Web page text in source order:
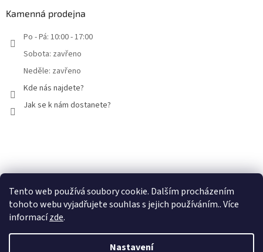
Tento web používá soubory cookie. Dalším procházením
tohoto webu vyjadřujete souhlas s jejich používáním.. Více
informacízde.
Nastavení
Kamenná prodejna
Po - Pá: 10:00 - 17:00
Sobota: zavřeno
Neděle: zavřeno
Kde nás najdete?
Jak se k nám dostanete?
Facebook